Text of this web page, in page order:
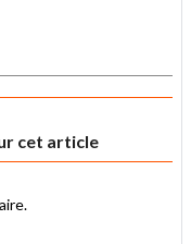
cet article